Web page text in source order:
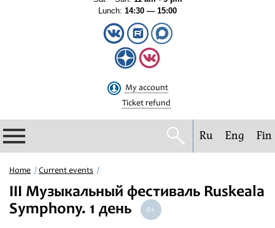
Lunch: 14:30 — 15:00
My account
Ticket refund
Philharmonic
Current events
Ru Eng Fin
Home Current events
III Музыкальный фестиваль Ruskeala
Symphony. 1 день